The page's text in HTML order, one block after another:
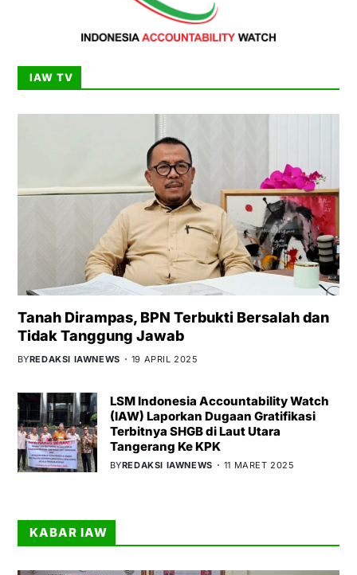
IAW TV
Tanah Dirampas, BPN Terbukti Bersalah dan
Tidak Tanggung Jawab
BYREDAKSI IAWNEWS 19 APRIL 2025
LSM Indonesia Accountability Watch
(IAW) Laporkan Dugaan Gratifikasi
Terbitnya SHGB di Laut Utara
Tangerang Ke KPK
BYREDAKSI IAWNEWS 11 MARET 2025
KABAR IAW